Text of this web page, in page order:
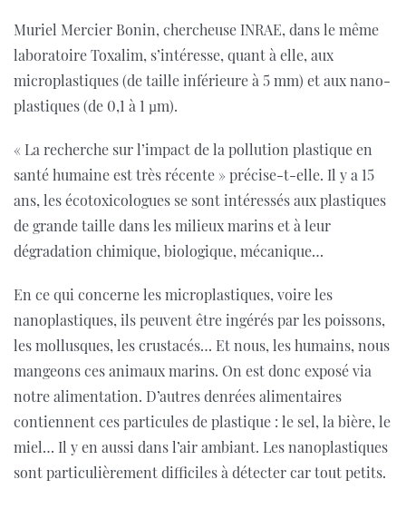
Muriel Mercier Bonin, chercheuse INRAE, dans le même
laboratoire Toxalim, s’intéresse, quant à elle, aux
microplastiques (de taille inférieure à 5 mm) et aux nano-
plastiques (de 0,1 à 1 µm).
« La recherche sur l’impact de la pollution plastique en
santé humaine est très récente » précise-t-elle. Il y a 15
ans, les écotoxicologues se sont intéressés aux plastiques
de grande taille dans les milieux marins et à leur
dégradation chimique, biologique, mécanique…
En ce qui concerne les microplastiques, voire les
nanoplastiques, ils peuvent être ingérés par les poissons,
les mollusques, les crustacés… Et nous, les humains, nous
mangeons ces animaux marins. On est donc exposé via
notre alimentation. D’autres denrées alimentaires
contiennent ces particules de plastique : le sel, la bière, le
miel… Il y en aussi dans l’air ambiant. Les nanoplastiques
sont particulièrement difficiles à détecter car tout petits.